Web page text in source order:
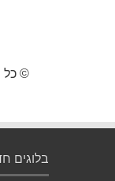
© כל
בלוגים